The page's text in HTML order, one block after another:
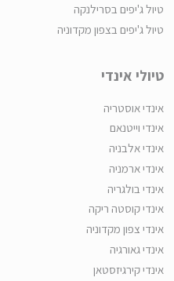
טיול ג'יפים בסרילנקה
טיול ג'יפים בצפון מקדוניה
טיולי אינדי
אינדי אוסטריה
אינדי וייטנאם
אינדי אלבניה
אינדי ארמניה
אינדי בולגריה
אינדי קוסטה ריקה
אינדי צפון מקדוניה
אינדי גאורגיה
אינדי קירגיזסטאן